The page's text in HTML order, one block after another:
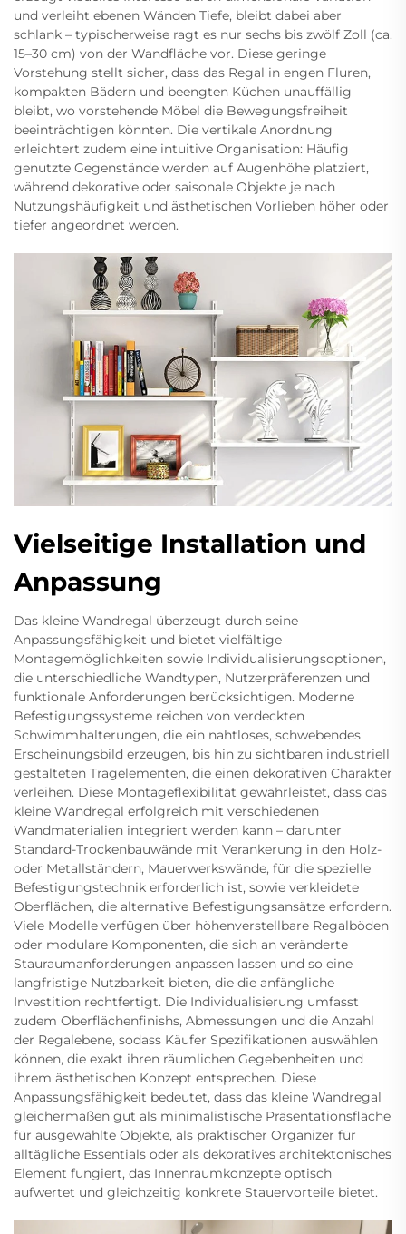
und verleiht ebenen Wänden Tiefe, bleibt dabei aber
schlank – typischerweise ragt es nur sechs bis zwölf Zoll (ca.
15–30 cm) von der Wandfläche vor. Diese geringe
Vorstehung stellt sicher, dass das Regal in engen Fluren,
kompakten Bädern und beengten Küchen unauffällig
bleibt, wo vorstehende Möbel die Bewegungsfreiheit
beeinträchtigen könnten. Die vertikale Anordnung
erleichtert zudem eine intuitive Organisation: Häufig
genutzte Gegenstände werden auf Augenhöhe platziert,
während dekorative oder saisonale Objekte je nach
Nutzungshäufigkeit und ästhetischen Vorlieben höher oder
tiefer angeordnet werden.
Vielseitige Installation und
Anpassung
Das kleine Wandregal überzeugt durch seine
Anpassungsfähigkeit und bietet vielfältige
Montagemöglichkeiten sowie Individualisierungsoptionen,
die unterschiedliche Wandtypen, Nutzerpräferenzen und
funktionale Anforderungen berücksichtigen. Moderne
Befestigungssysteme reichen von verdeckten
Schwimmhalterungen, die ein nahtloses, schwebendes
Erscheinungsbild erzeugen, bis hin zu sichtbaren industriell
gestalteten Tragelementen, die einen dekorativen Charakter
verleihen. Diese Montageflexibilität gewährleistet, dass das
kleine Wandregal erfolgreich mit verschiedenen
Wandmaterialien integriert werden kann – darunter
Standard-Trockenbauwände mit Verankerung in den Holz-
oder Metallständern, Mauerwerkswände, für die spezielle
Befestigungstechnik erforderlich ist, sowie verkleidete
Oberflächen, die alternative Befestigungsansätze erfordern.
Viele Modelle verfügen über höhenverstellbare Regalböden
oder modulare Komponenten, die sich an veränderte
Stauraumanforderungen anpassen lassen und so eine
langfristige Nutzbarkeit bieten, die die anfängliche
Investition rechtfertigt. Die Individualisierung umfasst
zudem Oberflächenfinishs, Abmessungen und die Anzahl
der Regalebene, sodass Käufer Spezifikationen auswählen
können, die exakt ihren räumlichen Gegebenheiten und
ihrem ästhetischen Konzept entsprechen. Diese
Anpassungsfähigkeit bedeutet, dass das kleine Wandregal
gleichermaßen gut als minimalistische Präsentationsfläche
für ausgewählte Objekte, als praktischer Organizer für
alltägliche Essentials oder als dekoratives architektonisches
Element fungiert, das Innenraumkonzepte optisch
aufwertet und gleichzeitig konkrete Stauervorteile bietet.